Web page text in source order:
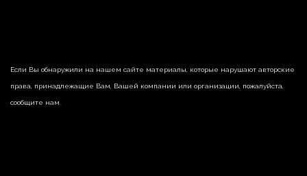
Если Вы обнаружили на нашем сайте материалы, которые нарушают авторские
права, принадлежащие Вам, Вашей компании или организации, пожалуйста,
сообщите нам.